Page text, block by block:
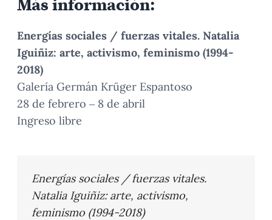
Energías sociales / fuerzas vitales. Natalia
Iguiñiz: arte, activismo, feminismo (1994-
2018)
Galería Germán Krüger Espantoso
28 de febrero – 8 de abril
Ingreso libre
Energías sociales / fuerzas vitales.
Natalia Iguiñiz: arte, activismo,
feminismo (1994-2018)